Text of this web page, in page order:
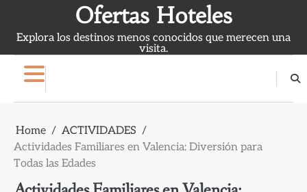
content
Ofertas Hoteles
Explora los destinos menos conocidos que merecen una
visita.
Home
ACTIVIDADES
Actividades Familiares en Valencia: Diversión para
Todas las Edades